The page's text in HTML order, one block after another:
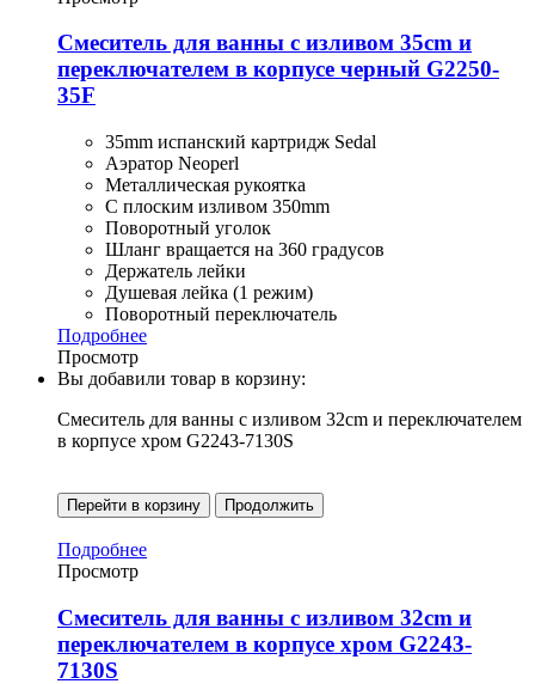
Смеситель для ванны с изливом 35cm и
переключателем в корпусе черный G2250-
35F
35mm испанский картридж Sedal
Аэратор Neoperl
Металлическая рукоятка
С плоским изливом 350mm
Поворотный уголок
Шланг вращается на 360 градусов
Держатель лейки
Душевая лейка (1 режим)
Поворотный переключатель
Подробнее
Просмотр
Вы добавили товар в корзину:
Смеситель для ванны с изливом 32cm и переключателем
в корпусе хром G2243-7130S
Перейти в корзину Продолжить
Подробнее
Просмотр
Смеситель для ванны с изливом 32cm и
переключателем в корпусе хром G2243-
7130S